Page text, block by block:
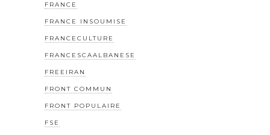
FRANCE
FRANCE INSOUMISE
FRANCECULTURE
FRANCESCAALBANESE
FREEIRAN
FRONT COMMUN
FRONT POPULAIRE
FSE